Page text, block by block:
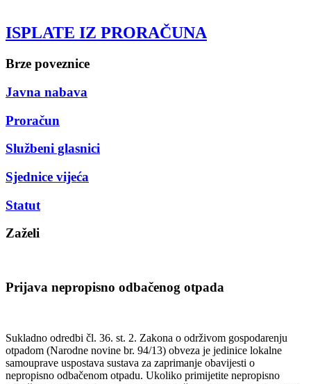
ISPLATE IZ PRORAČUNA
Brze poveznice
Javna nabava
Proračun
Službeni glasnici
Sjednice vijeća
Statut
Zaželi
Prijava nepropisno odbačenog otpada
Sukladno odredbi čl. 36. st. 2. Zakona o održivom gospodarenju
otpadom (Narodne novine br. 94/13) obveza je jedinice lokalne
samouprave uspostava sustava za zaprimanje obavijesti o
nepropisno odbačenom otpadu. Ukoliko primijetite nepropisno